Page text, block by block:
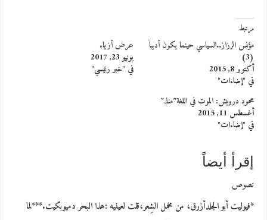
مرتبط
مؤنس الرزاز..السياسي حينما يكون أديباً
(3)
أكتوبر 8, 2015
في "إضاءات"
عرض أزياء
يونيو 23, 2017
في "خبر رئيسي"
محمود درويش: الموت في اللغة”منذ”
أغسطس 11, 2015
في "إضاءات"
إقرأ أيضاً
نصوص
*فيوليت أبو الجلدأزرق، من مخمل الشِعر،قلت لعينيه :هذا البحر دميوبكيت.***لما